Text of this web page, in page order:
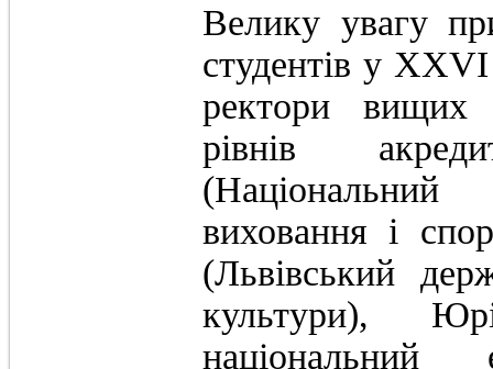
Велику увагу
студентів у ХХVІ
ректори вищих
рівнів
виховання і
(Львівський
культури),
національний